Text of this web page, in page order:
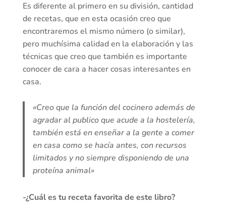
Es diferente al primero en su división, cantidad
de recetas, que en esta ocasión creo que
encontraremos el mismo número (o similar),
pero muchísima calidad en la elaboración y las
técnicas que creo que también es importante
conocer de cara a hacer cosas interesantes en
casa.
«Creo que la función del cocinero además de
agradar al publico que acude a la hostelería,
también está en enseñar a la gente a comer
en casa como se hacía antes, con recursos
limitados y no siempre disponiendo de una
proteína animal»
-¿Cuál es tu receta favorita de este libro?